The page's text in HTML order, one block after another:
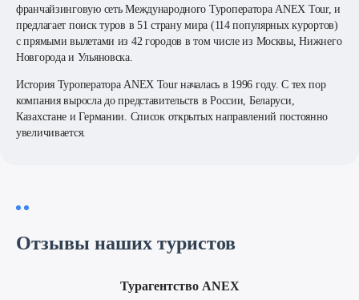
франчайзинговую сеть Международного Туроператора ANEX Tour, и
предлагает поиск туров в 51 страну мира (114 популярных курортов)
с прямыми вылетами из 42 городов в том числе из Москвы, Нижнего
Новгорода и Ульяновска.
История Туроператора ANEX Tour началась в 1996 году. С тех пор
компания выросла до представительств в России, Беларуси,
Казахстане и Германии. Список открытых направлений постоянно
увеличивается.
Отзывы наших туристов
Турагентство ANEX